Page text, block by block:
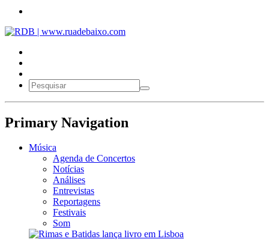
Primary Navigation
Música
Agenda de Concertos
Notícias
Análises
Entrevistas
Reportagens
Festivais
Som